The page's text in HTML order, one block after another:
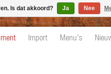
Import Menu's
Is dat akkoord? Ja Nee